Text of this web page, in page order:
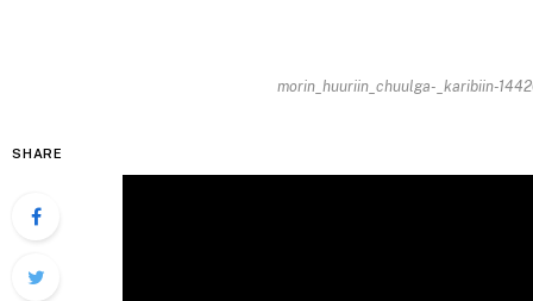
morin_huuriin_chuulga-_karibiin-
SHARE